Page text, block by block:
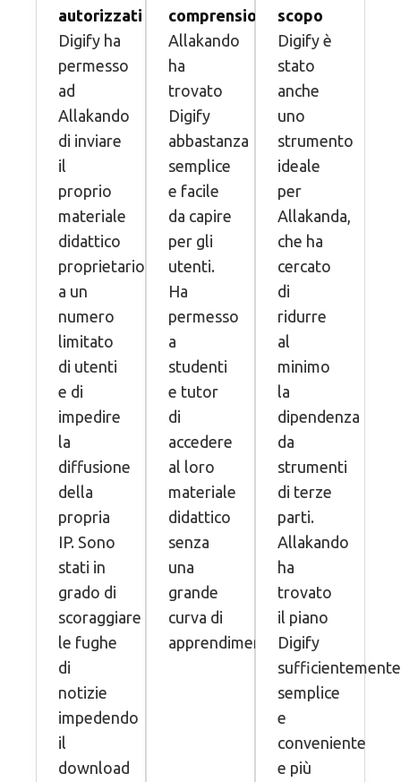
autorizzati
Digify ha
permesso
ad
Allakando
di inviare
il
proprio
materiale
didattico
proprietario
a un
numero
limitato
di utenti
e di
impedire
la
diffusione
della
propria
IP. Sono
stati in
grado di
scoraggiare
le fughe
di
notizie
impedendo
il
download
comprensione
Allakando
ha
trovato
Digify
abbastanza
semplice
e facile
da capire
per gli
utenti.
Ha
permesso
a
studenti
e tutor
di
accedere
al loro
materiale
didattico
senza
una
grande
curva di
apprendimento.
scopo
Digify è
stato
anche
uno
strumento
ideale
per
Allakanda,
che ha
cercato
di
ridurre
al
minimo
la
dipendenza
da
strumenti
di terze
parti.
Allakando
ha
trovato
il piano
Digify
sufficientemente
semplice
e
conveniente
e più